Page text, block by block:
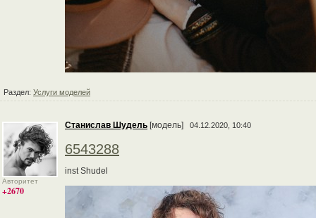
Раздел: Услуги моделей
Авторитет
+2670
Станислав Шудель [модель] 04.12.2020, 10:40
6543288
inst Shudel